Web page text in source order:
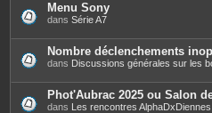
Menu Sony
dans Série A7
Nombre déclenchements
dans Discussions générales sur les
Phot'Aubrac 2025 ou Salon
dans Les rencontres AlphaDxDiennes